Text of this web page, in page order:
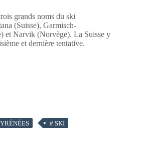
grands noms du ski
(Suisse), Garmisch-
et Narvik (Norvège). La Suisse y
et dernière tentative.
# SKI